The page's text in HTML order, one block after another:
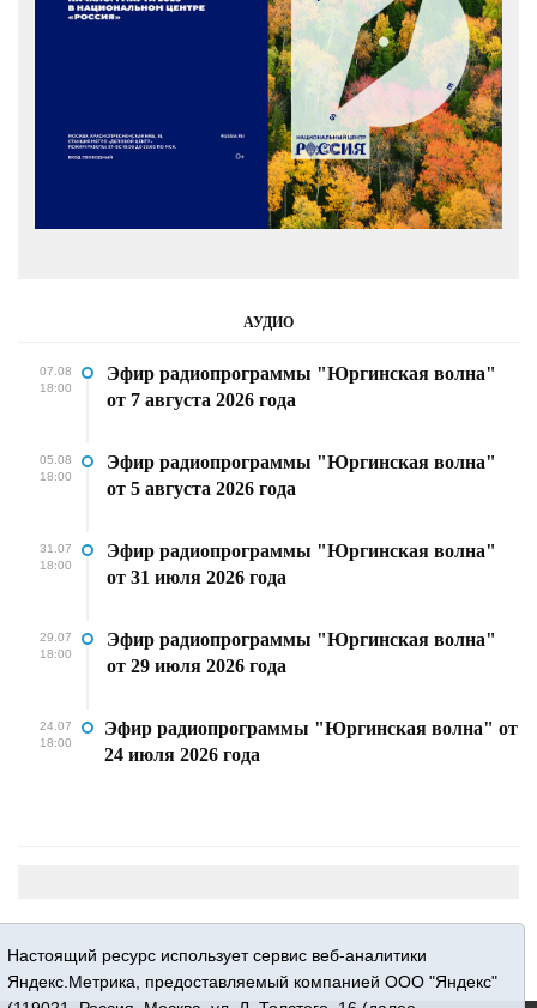
АУДИО
07.08
18:00
Эфир радиопрограммы "Юргинская волна"
от 7 августа 2026 года
05.08
18:00
Эфир радиопрограммы "Юргинская волна"
от 5 августа 2026 года
31.07
18:00
Эфир радиопрограммы "Юргинская волна"
от 31 июля 2026 года
29.07
18:00
Эфир радиопрограммы "Юргинская волна"
от 29 июля 2026 года
24.07
18:00
Эфир радиопрограммы "Юргинская волна" от
24 июля 2026 года
Настоящий ресурс использует сервис веб-аналитики
Яндекс.Метрика, предоставляемый компанией ООО "Яндекс"